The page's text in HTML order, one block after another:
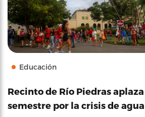
Educación
Recinto de Río Piedras
semestre por la crisis de agua